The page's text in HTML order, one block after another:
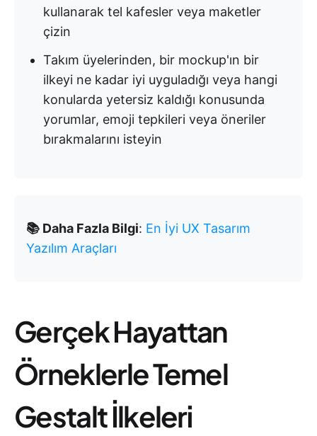
kullanarak tel kafesler veya maketler
çizin
Takım üyelerinden, bir mockup'ın bir
ilkeyi ne kadar iyi uyguladığı veya hangi
konularda yetersiz kaldığı konusunda
yorumlar, emoji tepkileri veya öneriler
bırakmalarını isteyin
📚 Daha Fazla Bilgi: En İyi UX Tasarım
Yazılım Araçları
Gerçek Hayattan
Örneklerle Temel
Gestalt İlkeleri